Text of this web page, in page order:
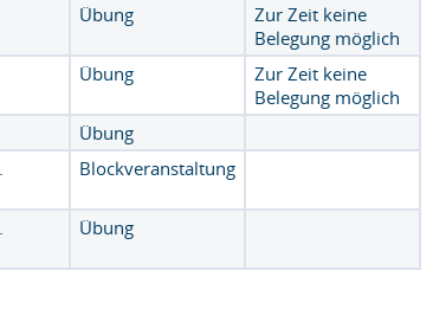
Übung
Zur Zeit keine
Belegung möglich
Übung
Zur Zeit keine
Belegung möglich
Übung
Blockveranstaltung
Übung